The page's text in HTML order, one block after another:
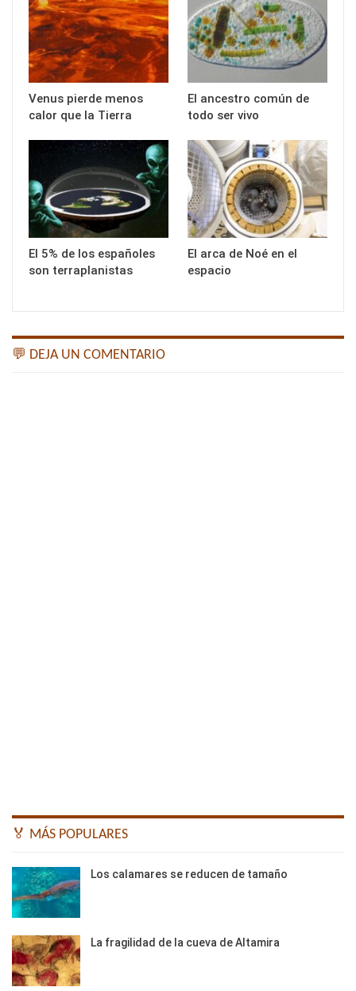
Venus pierde menos
calor que la Tierra
El ancestro común de
todo ser vivo
El 5% de los españoles
son terraplanistas
El arca de Noé en el
espacio
💬 DEJA UN COMENTARIO
🏅 MÁS POPULARES
Los calamares se reducen de tamaño
La fragilidad de la cueva de Altamira